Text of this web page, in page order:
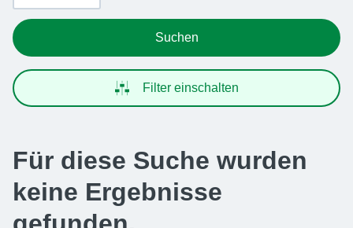
Suchen
Filter einschalten
Für diese Suche wurden
keine Ergebnisse